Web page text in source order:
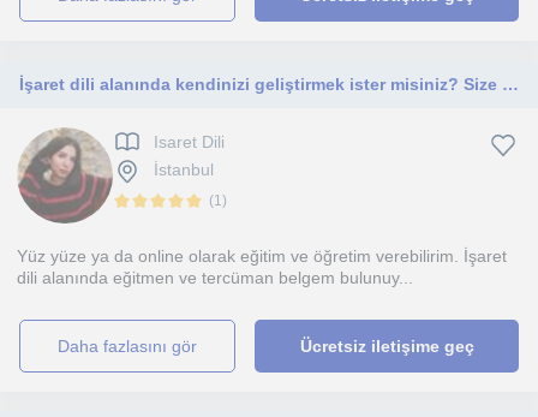
İşaret dili alanında kendinizi geliştirmek ister misiniz? Size yardımcı olabilirim
Isaret Dili
İstanbul
(1)
Yüz yüze ya da online olarak eğitim ve öğretim verebilirim. İşaret
dili alanında eğitmen ve tercüman belgem bulunuy...
daha fazlasını gör Ücretsiz iletişime geç